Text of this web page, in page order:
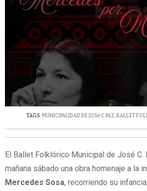
TAGS:MUNICIPALIDAD DE JOSé C PAZ,BALLET
El Ballet Folklórico Municipal de José C.
mañana sábado una obra homenaje a la
Mercedes Sosa, recorriendo su